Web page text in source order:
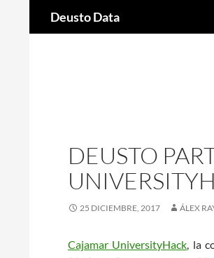
Deusto Data
DEUSTO
25 DICIEMBRE, 2017 ÁLEX
Cajamar UniversityHack, la